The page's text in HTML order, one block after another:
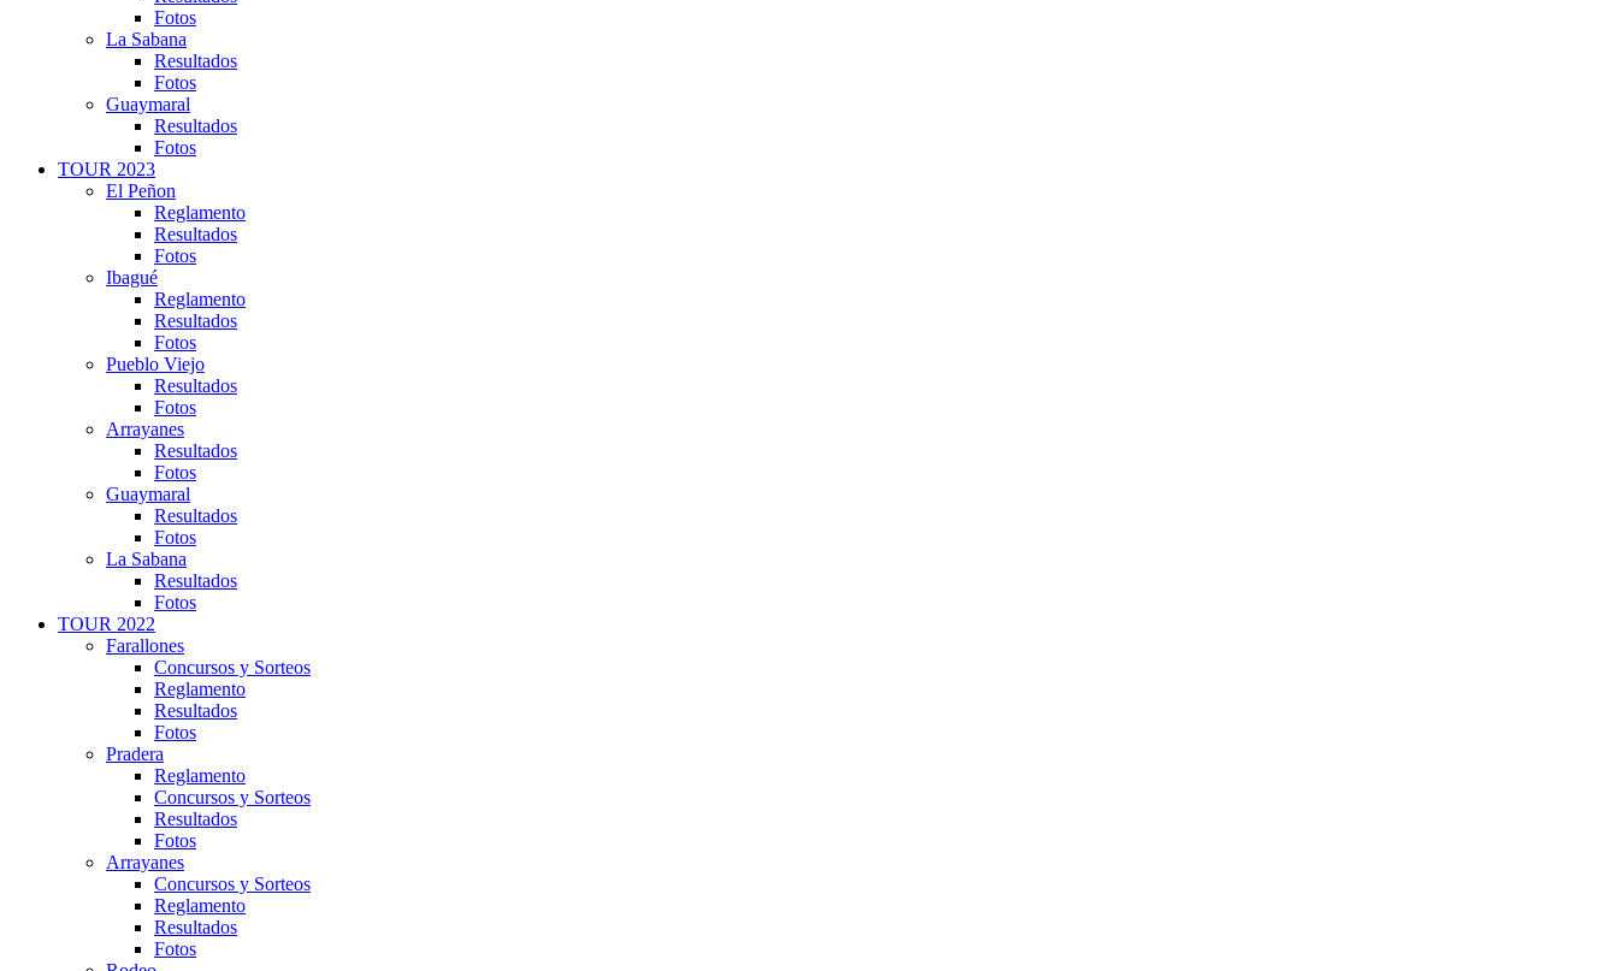
Fotos
La Sabana
Resultados
Fotos
Guaymaral
Resultados
Fotos
TOUR 2023
El Peñon
Reglamento
Resultados
Fotos
Ibagué
Reglamento
Resultados
Fotos
Pueblo Viejo
Resultados
Fotos
Arrayanes
Resultados
Fotos
Guaymaral
Resultados
Fotos
La Sabana
Resultados
Fotos
TOUR 2022
Farallones
Concursos y Sorteos
Reglamento
Resultados
Fotos
Pradera
Reglamento
Concursos y Sorteos
Resultados
Fotos
Arrayanes
Concursos y Sorteos
Reglamento
Resultados
Fotos